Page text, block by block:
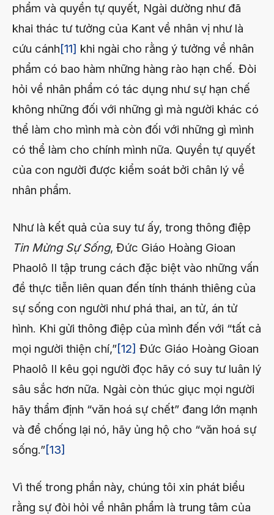
phẩm và quyền tự quyết, Ngài dường như đã
khai thác tư tưởng của Kant về nhân vị như là
cứu cánh[11] khi ngài cho rằng ý tưởng về nhân
phẩm có bao hàm những hàng rào hạn chế. Đòi
hỏi về nhân phẩm có tác dụng như sự hạn chế
không những đối với những gì mà người khác có
thể làm cho mình mà còn đối với những gì mình
có thể làm cho chính mình nữa. Quyền tự quyết
của con người được kiểm soát bởi chân lý về
nhân phẩm.
Như là kết quả của suy tư ấy, trong thông điệp
Tin Mừng Sự Sống, Đức Giáo Hoàng Gioan
Phaolô II tập trung cách đặc biệt vào những vấn
đề thực tiễn liên quan đến tính thánh thiêng của
sự sống con người như phá thai, an tử, án tử
hình. Khi gửi thông điệp của mình đến với “tất cả
mọi người thiện chí,”[12] Đức Giáo Hoàng Gioan
Phaolô II kêu gọi người đọc hãy có suy tư luân lý
sâu sắc hơn nữa. Ngài còn thúc giục mọi người
hãy thẩm định “văn hoá sự chết” đang lớn mạnh
và để chống lại nó, hãy ủng hộ cho “văn hoá sự
sống.”[13]
Vì thế trong phần này, chúng tôi xin phát biểu
rằng sự đòi hỏi về nhân phẩm là trung tâm của